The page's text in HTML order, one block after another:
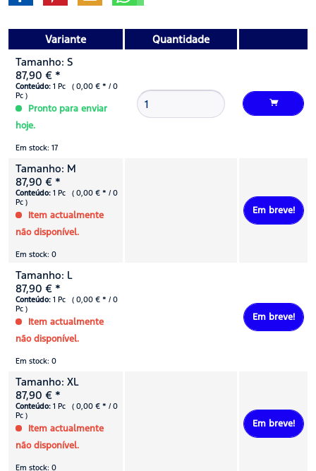
Variante
Quantidade
Tamanho: S
87,90 € *
Conteúdo: 1 Pc ( 0,00 € * / 0
Pc )
Pronto para enviar
hoje.
Em stock: 17
Tamanho: M
87,90 € *
Conteúdo: 1 Pc ( 0,00 € * / 0
Pc )
Item actualmente
não disponível.
Em stock: 0
Em breve!
Tamanho: L
87,90 € *
Conteúdo: 1 Pc ( 0,00 € * / 0
Pc )
Item actualmente
não disponível.
Em stock: 0
Em breve!
Tamanho: XL
87,90 € *
Conteúdo: 1 Pc ( 0,00 € * / 0
Pc )
Item actualmente
não disponível.
Em stock: 0
Em breve!